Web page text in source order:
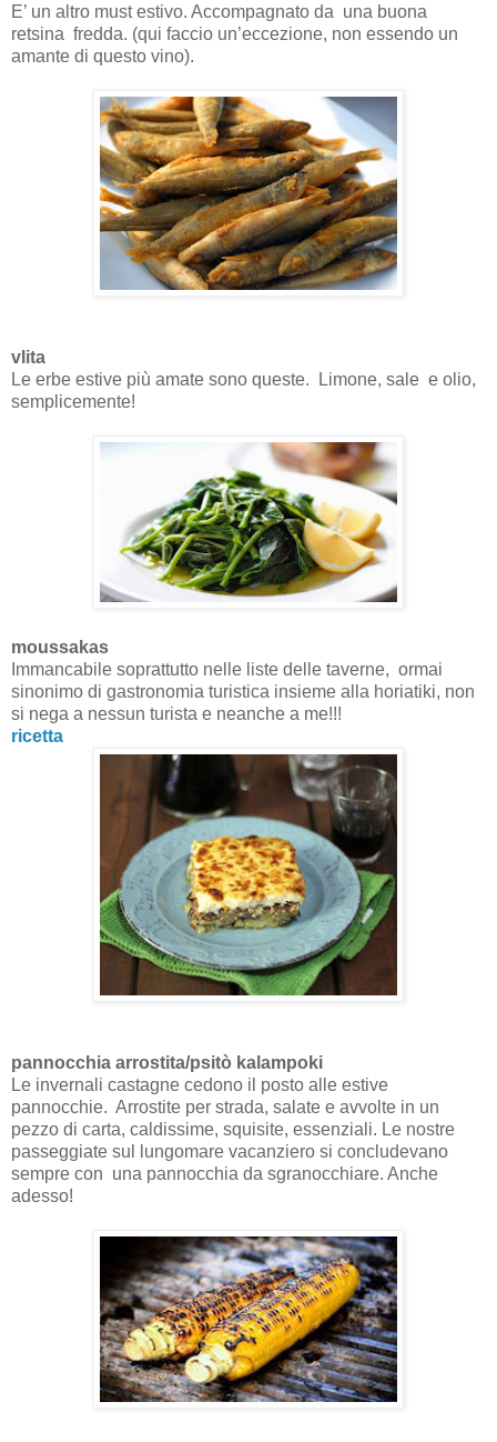
E’ un altro must estivo. Accompagnato da una buona
retsina fredda. (qui faccio un’eccezione, non essendo un
amante di questo vino).
vlita
Le erbe estive più amate sono queste. Limone, sale e olio,
semplicemente!
moussakas
Immancabile soprattutto nelle liste delle taverne, ormai
sinonimo di gastronomia turistica insieme alla horiatiki, non
si nega a nessun turista e neanche a me!!!
ricetta
pannocchia arrostita/psitò kalampoki
Le invernali castagne cedono il posto alle estive
pannocchie. Arrostite per strada, salate e avvolte in un
pezzo di carta, caldissime, squisite, essenziali. Le nostre
passeggiate sul lungomare vacanziero si concludevano
sempre con una pannocchia da sgranocchiare. Anche
adesso!